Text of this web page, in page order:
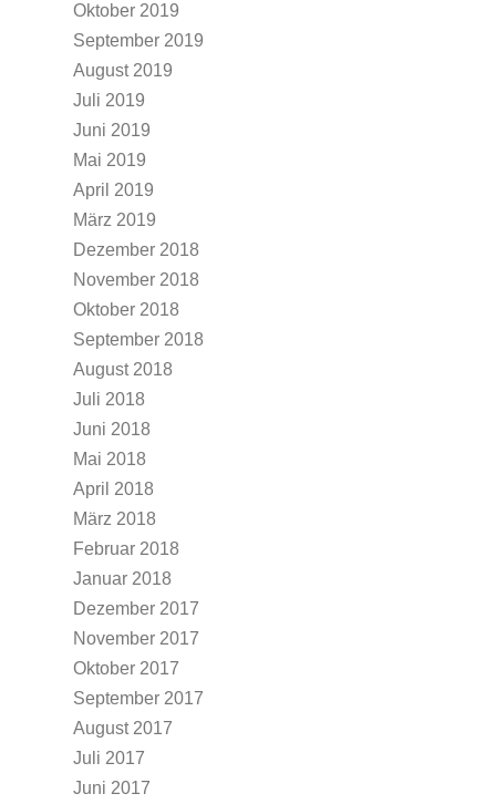
Oktober 2019
September 2019
August 2019
Juli 2019
Juni 2019
Mai 2019
April 2019
März 2019
Dezember 2018
November 2018
Oktober 2018
September 2018
August 2018
Juli 2018
Juni 2018
Mai 2018
April 2018
März 2018
Februar 2018
Januar 2018
Dezember 2017
November 2017
Oktober 2017
September 2017
August 2017
Juli 2017
Juni 2017